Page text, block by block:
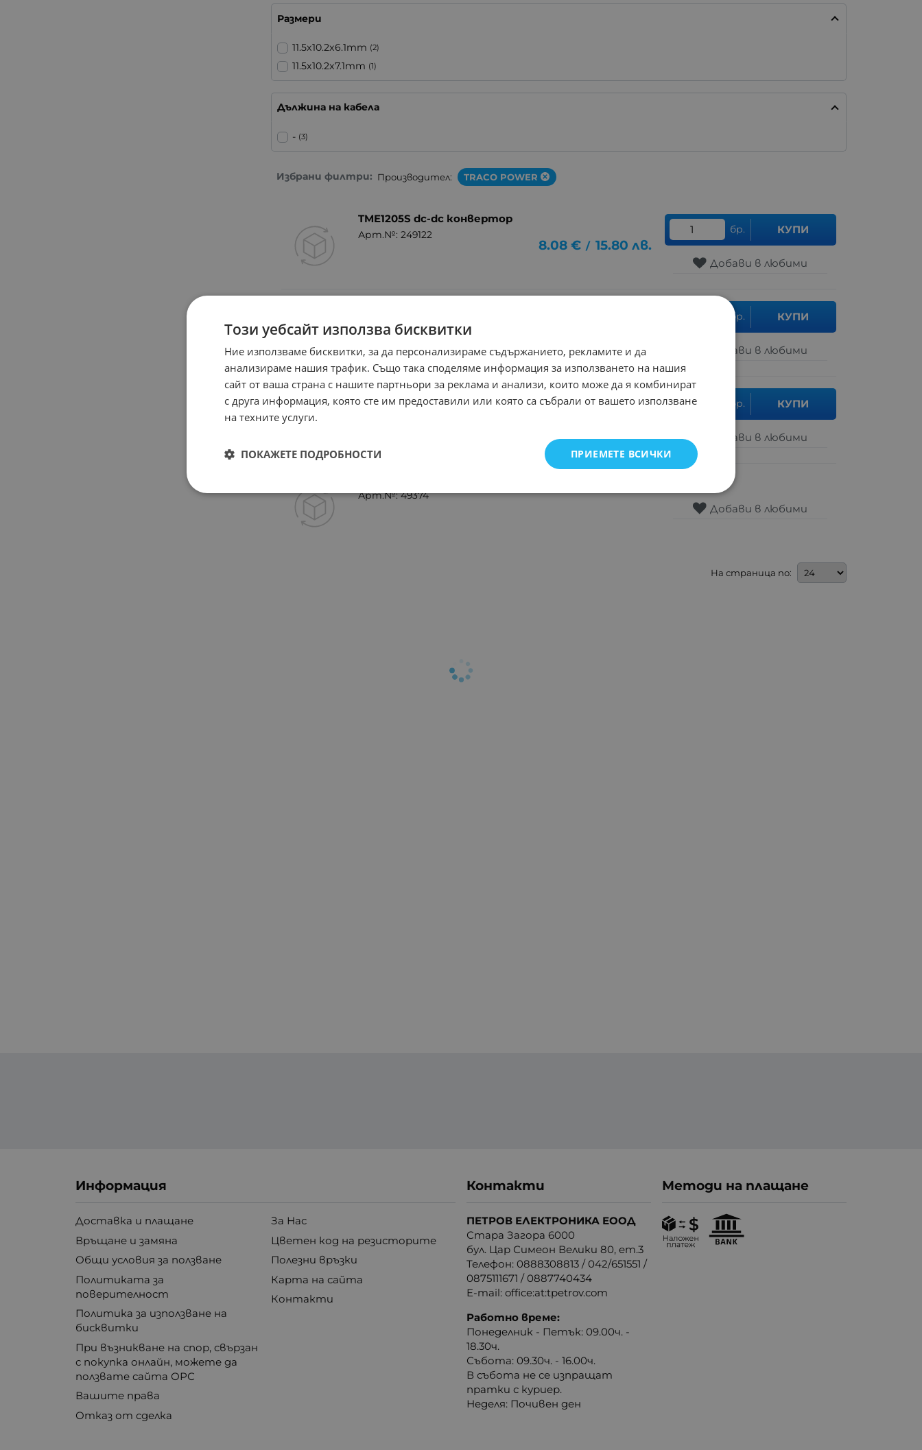
Размери
11.5x10.2x6.1mm (2)
11.5x10.2x7.1mm (1)
Дължина на кабела
- (3)
Избрани филтри: Производител: TRACO POWER
TME1205S dc-dc конвертор
Арт.№: 249122
8.08 € / 15.80 лв.
бр. КУПИ
Добави в любими
Арт.№: 49373 бр. КУПИ
Добави в любими
TME1209S dc-dc конвертор
Арт.№: 49372 бр. КУПИ
Добави в любими
Арт.№: 49374
Добави в любими
На страница по:
Информация
Доставка и плащане
Връщане и замяна
Общи условия за ползване
Политиката за
поверителност
Политика за използване на
бисквитки
При възникване на спор, свързан
с покупка онлайн, можете да
ползвате сайта ОРС
Вашите права
Отказ от сделка
За Нас
Цветен код на резисторите
Полезни връзки
Карта на сайта
Контакти
Контакти
ПЕТРОВ ЕЛЕКТРОНИКА ЕООД
Стара Загора 6000
бул. Цар Симеон Велики 80, ет.3
Телефон:0888308813 /042/651551 /
0875111671 /0887740434
E-mail:office:at:tpetrov.com
Работно време:
Понеделник - Петък: 09.00ч. -
18.30ч.
Събота: 09.30ч. - 16.00ч.
В събота не се изпращат
пратки с куриер.
Неделя: Почивен ден
Методи на плащане
Този уебсайт използва бисквитки
Ние използваме бисквитки, за да персонализираме съдържанието, рекламите и да
анализираме нашия трафик. Също така споделяме информация за използването на нашия
сайт от ваша страна с нашите партньори за реклама и анализи, които може да я комбинират
с друга информация, която сте им предоставили или която са събрали от вашето използване
на техните услуги.
ПРИЕМЕТЕ ВСИЧКИ
ПОКАЖЕТЕ ПОДРОБНОСТИ